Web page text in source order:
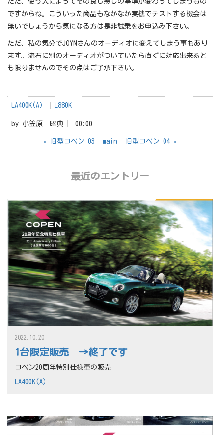
ですからね。こういった商品もなかなか実機でテストする機会は
無いでしょうから気になる方は是非試乗をお申込み下さい。
ただ、私の気分でJOYNさんのオーディオに変えてしまう事もあり
ます。流石に別のオーディオがついていたら直ぐに対応出来ると
も限りませんのでその点はご了承下さい。
LA400K(A） L880K
by 小笠原 昭典 00:00
« 旧型コペン 03 main 旧型コペン 04»
最近のエントリー
1台限定販売 →終了です
2022.10.20
コペン20周年特別仕様車の販売
LA400K(A）